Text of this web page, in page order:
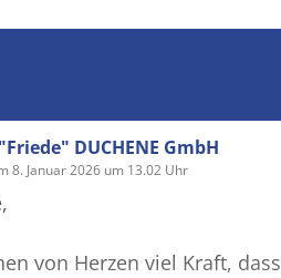
DUCHENE GmbH
8. Januar 2026 um 13.02 Uhr
von Herzen viel Kraft, dass